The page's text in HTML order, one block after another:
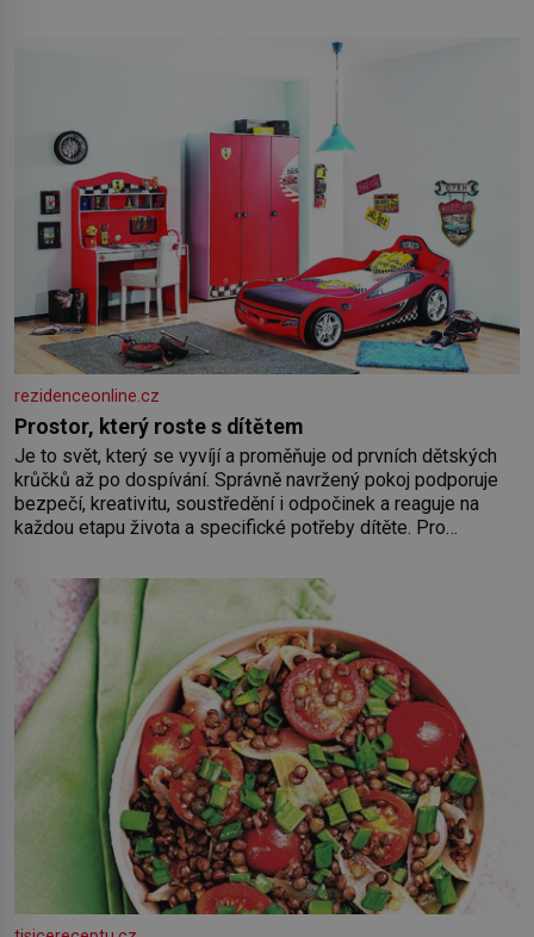
rezidenceonline.cz
Prostor, který roste s dítětem
Je to svět, který se vyvíjí a proměňuje od prvních dětských
krůčků až po dospívání. Správně navržený pokoj podporuje
bezpečí, kreativitu, soustředění i odpočinek a reaguje na
každou etapu života a specifické potřeby dítěte. Pro
by pokoj miminka měl působit především klidně a útulně.
Předškolní věk je